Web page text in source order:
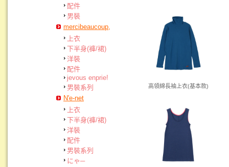
配件
男裝
mercibeaucoup,
上衣
下半身(褲/裙)
洋裝
配件
jevous enprie!
男裝系列
N'e-net
上衣
下半身(褲/裙)
洋裝
配件
男裝系列
にゃ─
高領綿長袖上衣(基本款)